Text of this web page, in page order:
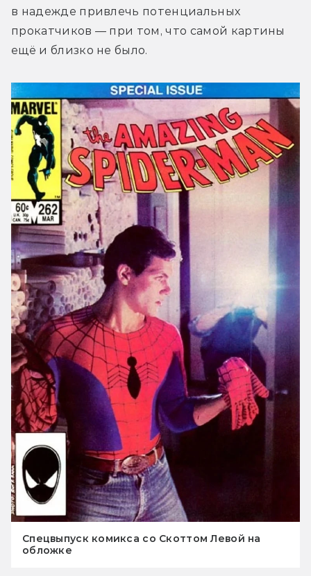
в надежде привлечь потенциальных
прокатчиков — при том, что самой картины
ещё и близко не было.
Спецвыпуск комикса со Скоттом Левой на
обложке